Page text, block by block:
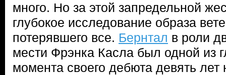
много. Но за этой запредельной
глубокое исследование образа
потерявшего все. Бернтал в роли
мести Фрэнка Касла был одной из
момента своего дебюта девять лет